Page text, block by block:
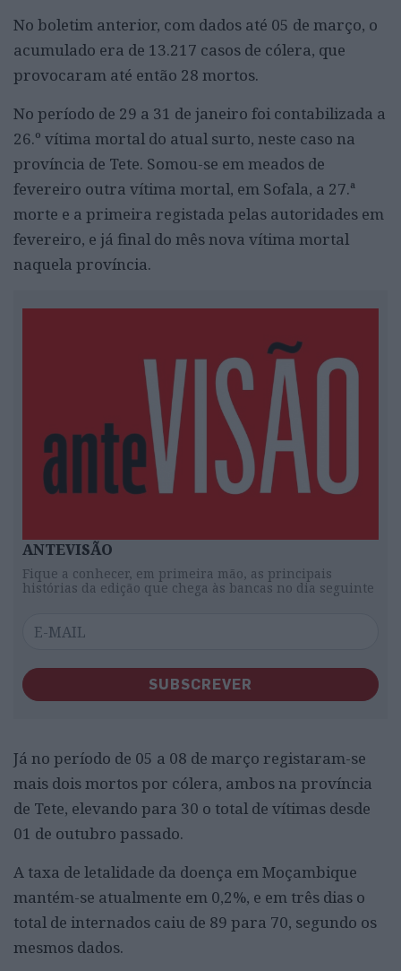
No boletim anterior, com dados até 05 de março, o
acumulado era de 13.217 casos de cólera, que
provocaram até então 28 mortos.
No período de 29 a 31 de janeiro foi contabilizada a
26.º vítima mortal do atual surto, neste caso na
província de Tete. Somou-se em meados de
fevereiro outra vítima mortal, em Sofala, a 27.ª
morte e a primeira registada pelas autoridades em
fevereiro, e já final do mês nova vítima mortal
naquela província.
ANTEVISÃO
Fique a conhecer, em primeira mão, as principais
histórias da edição que chega às bancas no dia seguinte
SUBSCREVER
Já no período de 05 a 08 de março registaram-se
mais dois mortos por cólera, ambos na província
de Tete, elevando para 30 o total de vítimas desde
01 de outubro passado.
A taxa de letalidade da doença em Moçambique
mantém-se atualmente em 0,2%, e em três dias o
total de internados caiu de 89 para 70, segundo os
mesmos dados.